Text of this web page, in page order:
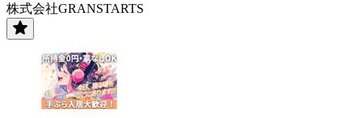
株式会社GRANSTARTS